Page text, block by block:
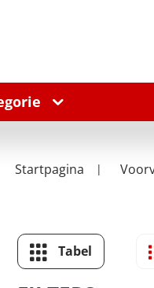
Startpagina
Tabel